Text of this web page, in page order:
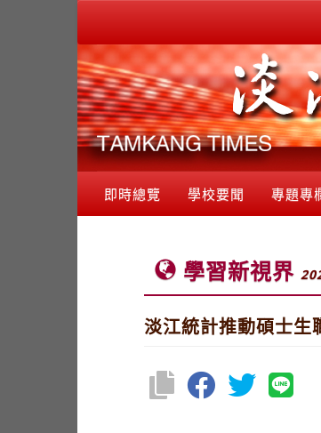
即時總覽 學校要聞 專題專
學習新視界
淡江統計推動碩士